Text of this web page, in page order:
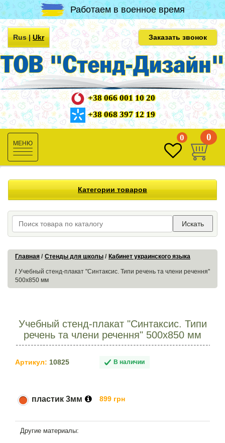
Работаем в военное время
Rus|Ukr Заказать звонок
+38 066 001 10 20
+38 068 397 12 19
Toggle
navigation
0 0
Категории товаров
Искать
Главная Стенды для школы Кабинет украинского языка
Учебный стенд-плакат "Синтаксис. Типи речень та члени речення"
500х850 мм
Учебный стенд-плакат "Синтаксис. Типи
речень та члени речення" 500х850 мм
Артикул: 10825 В наличии
пластик 3мм 899 грн